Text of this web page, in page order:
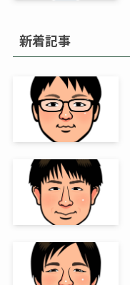
新着記事